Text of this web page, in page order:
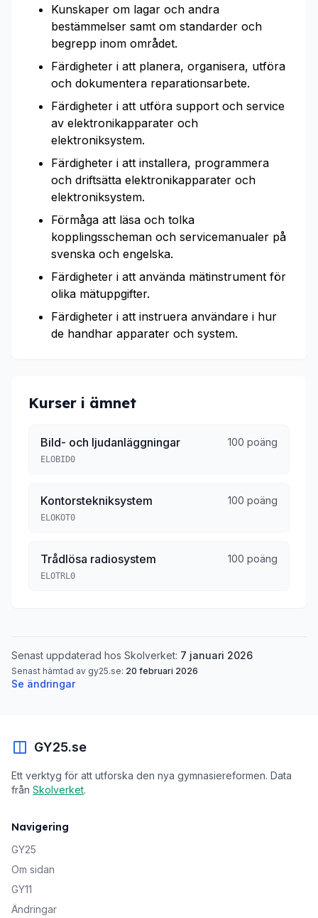
Kunskaper om lagar och andra
bestämmelser samt om standarder och
begrepp inom området.
Färdigheter i att planera, organisera, utföra
och dokumentera reparationsarbete.
Färdigheter i att utföra support och service
av elektronikapparater och
elektroniksystem.
Färdigheter i att installera, programmera
och driftsätta elektronikapparater och
elektroniksystem.
Förmåga att läsa och tolka
kopplingsscheman och servicemanualer på
svenska och engelska.
Färdigheter i att använda mätinstrument för
olika mätuppgifter.
Färdigheter i att instruera användare i hur
de handhar apparater och system.
Kurser i ämnet
Bild- och ljudanläggningar 100 poäng
ELOBID0
Kontorstekniksystem 100 poäng
ELOKOT0
Trådlösa radiosystem 100 poäng
ELOTRL0
Senast uppdaterad hos Skolverket: 7 januari 2026
Senast hämtad av gy25.se: 20 februari 2026
Se ändringar
GY25.se
Ett verktyg för att utforska den nya gymnasiereformen. Data
från Skolverket.
Navigering
GY25
Om sidan
GY11
Ändringar